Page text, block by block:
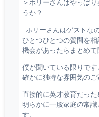
＞ホリーさんはやっぱ
うか？
↑ホリーさんはゲストな
ひとつひとつの質問を相
機会があったらまとめて
僕が聞いている限りです
確かに独特な雰囲気のご
直接的に英才教育だった
明らかに一般家庭の常
す。